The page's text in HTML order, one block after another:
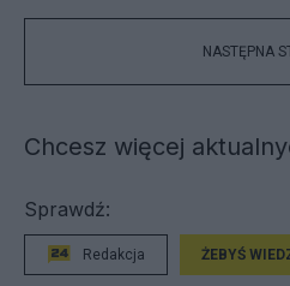
NASTĘPNA
Chcesz więcej
Sprawdź:
Redakcja ŻEBYŚ